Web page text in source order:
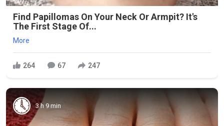
Find Papillomas On Your Neck Or Armpit? It's
The First Stage Of...
More
264 67 247
3 h 9 min